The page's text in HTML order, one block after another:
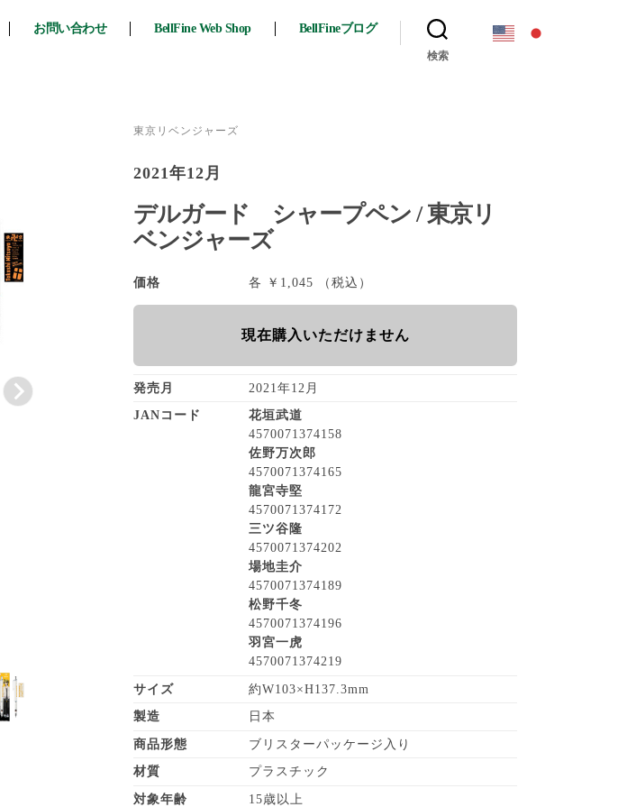
お問い合わせ BellFine Web Shop BellFineブログ
検索
東京リベンジャーズ
2021年12月
デルガード シャープペン / 東京リ
ベンジャーズ
価格 各 ￥1,045 （税込）
現在購入いただけません
発売月 2021年12月
JANコード
花垣武道
4570071374158
佐野万次郎
4570071374165
龍宮寺堅
4570071374172
三ツ谷隆
4570071374202
場地圭介
4570071374189
松野千冬
4570071374196
羽宮一虎
4570071374219
サイズ 約W103×H137.3mm
製造 日本
商品形態 ブリスターパッケージ入り
材質 プラスチック
対象年齢 15歳以上